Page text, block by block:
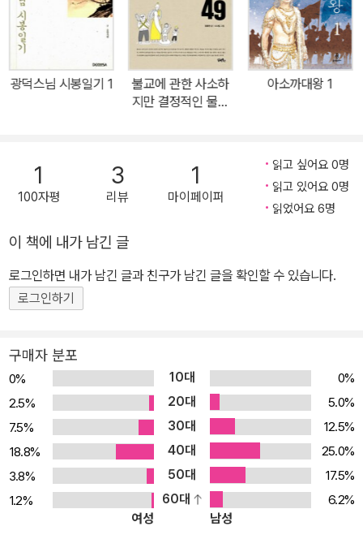
없다고 하며 원하는 답을 해주지 않았다. 이에 무제는 대노해 달마를
쫓아버렸다. 무제는 불교를 전폭적으로 지원했을 뿐만 아니라 나름
자비를 이데올로기로 삼아 선정을 베푼 왕이다. 패륜과 학정을 본능
처럼 일삼은 기존의 황제들과는 차별화된 캐릭터다. 하지만 달마는
는 자부심을 가지고 지켜온 가치를 통렬하게 부정했다. 절대 권력의
면전에서 목숨을 걸고 ‘무성(無聖)’을 증명해보인 셈이다. 그렇다면
보리달마는 무엇을 공부한 것일까? 어떤 공부를 해야 황제를 조롱할
는 세간의 통념에 갇힌 ‘공부’에 대한 문제 제기에서 출발해 과연 진정
한 공부가 무엇인지 성찰한다. 밥숟가락 드는 게 수행이고 남에게 욕
먹는 게 수행이다 《공부하지 마라》는 조사선(祖師禪)에서 바라본
뜻풀이에 매이지 아니하고 이심전심으로 전하는 선법(禪法)을 이른
것에는 관심이 없었다. 진리를 알기 위해 읽거나 외우지 않았으며, 문
자와 개념에 연연해하지 않았다. 오직 바로 볼 뿐이었다. 나병 걸린 병
자를 병자로 보지 않았고, 병자 이전에 사람임을 잊지 않았다. 깨달음
은 멀리 있는 것이 아니다. 깨달음은 황량한 거리를 자유롭게 부유하
는 비닐봉지에 있으며, 보살은 편의점에서 사먹는 라면에서도 만난
다. 멀리 찾을 필요가 없다. 밥숟가락 드는 게 수행이고 남에게 욕먹는
광덕스님 시봉일기 1
불교에 관한 사소하
지만 결정적인 물음
아소까대왕 1
1
100자평
3
리뷰
1
마이페이퍼
읽고 싶어요 0명
읽고 있어요 0명
읽었어요 6명
이 책에 내가 남긴 글
로그인하면 내가 남긴 글과 친구가 남긴 글을 확인할 수 있습니다.
로그인하기
구매자 분포
0% 10대
0%
2.5%
20대
5.0%
7.5%
30대
12.5%
18.8%
40대
25.0%
3.8%
50대
17.5%
1.2%
60대
6.2%
여성
남성